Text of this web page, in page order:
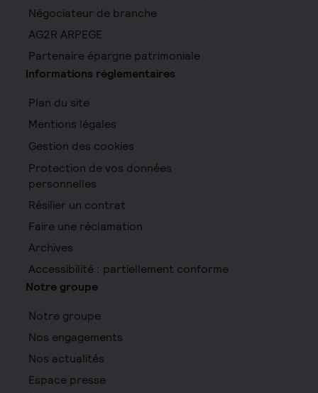
Négociateur de branche
AG2R ARPEGE
Partenaire épargne patrimoniale
Informations réglementaires
Plan du site
Mentions légales
Gestion des cookies
Protection de vos données
personnelles
Résilier un contrat
Faire une réclamation
Archives
Accessibilité : partiellement conforme
Notre groupe
Notre groupe
Nos engagements
Nos actualités
Espace presse